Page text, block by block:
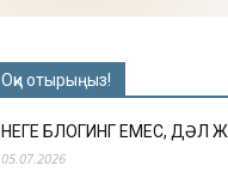
Оқи отырыңыз!
НЕГЕ БЛОГИНГ ЕМЕС, ДӘЛ
05.07.2026